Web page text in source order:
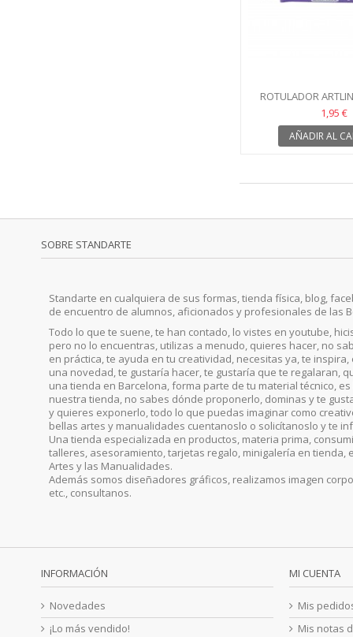
ROTULADOR
VIOLETA1,95 €
AÑADIR AL
SOBRE STANDARTE
Standarte en cualquiera de sus formas, tienda física, blog,
de encuentro de alumnos, aficionados y profesionales de las
Todo lo que te suene, te han contado, lo vistes en youtube,
pero no lo encuentras, utilizas a menudo, quieres hacer, no
en práctica, te ayuda en tu creatividad, necesitas ya, te
una novedad, te gustaría hacer, te gustaría que te regalaran,
una tienda en Barcelona, forma parte de tu material técnico,
nuestra tienda, no sabes dónde proponerlo, dominas y te
y quieres exponerlo, todo lo que puedas imaginar como
bellas artes y manualidades cuentanoslo o solicítanoslo y te
Una tienda especializada en productos, materia prima,
talleres, asesoramiento, tarjetas regalo, minigalería en tienda,
Artes y las Manualidades.
Además somos diseñadores gráficos, realizamos imagen
etc., consultanos.
INFORMACIÓN
Novedades
¡Lo más vendido!
MI CUENTA
Mis
Mis notas